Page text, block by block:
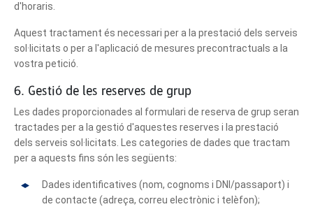
d'horaris.
Aquest tractament és necessari per a la prestació dels serveis
sol·licitats o per a l'aplicació de mesures precontractuals a la
vostra petició.
6. Gestió de les reserves de grup
Les dades proporcionades al formulari de reserva de grup seran
tractades per a la gestió d'aquestes reserves i la prestació
dels serveis sol·licitats. Les categories de dades que tractam
per a aquests fins són les següents:
Dades identificatives (nom, cognoms i DNI/passaport) i
de contacte (adreça, correu electrònic i telèfon);